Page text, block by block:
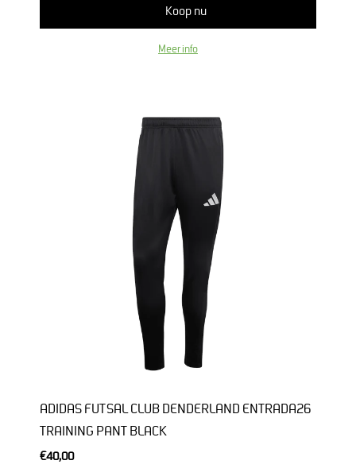
Koop nu
Meer info
ADIDAS FUTSAL CLUB DENDERLAND ENTRADA26
TRAINING PANT BLACK
€40,00